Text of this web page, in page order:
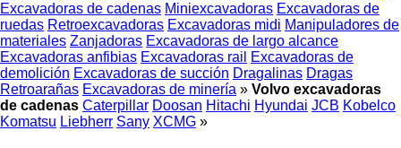
Excavadoras de cadenas Miniexcavadoras Excavadoras de
ruedas Retroexcavadoras Excavadoras midi Manipuladores de
materiales Zanjadoras Excavadoras de largo alcance
Excavadoras anfibias Excavadoras rail
Excavadoras de
demolición Excavadoras de succión Dragalinas Dragas
Retroarañas Excavadoras de minería » Volvo excavadoras
de cadenas Caterpillar Doosan Hitachi Hyundai JCB Kobelco
Komatsu Liebherr Sany XCMG »